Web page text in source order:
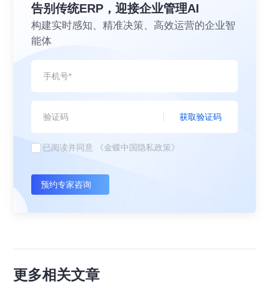
告别传统ERP，迎接企业管理AI
构建实时感知、精准决策、高效运营的企业智
能体
获取验证码
已阅读并同意 《金蝶中国隐私政策》
预约专家咨询
更多相关文章